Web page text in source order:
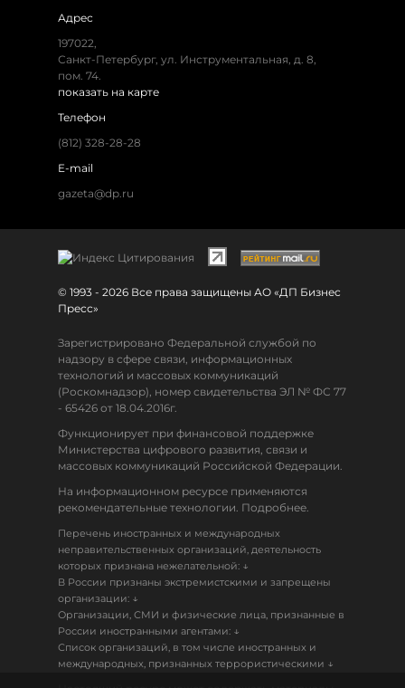
Адрес
197022,
Санкт-Петербург, ул. Инструментальная, д. 8,
пом. 74.
показать на карте
Телефон
(812) 328-28-28
E-mail
gazeta@dp.ru
© 1993 - 2026 Все права защищены АО «ДП Бизнес
Пресс»
Зарегистрировано Федеральной службой по
надзору в сфере связи, информационных
технологий и массовых коммуникаций
(Роскомнадзор), номер свидетельства ЭЛ № ФС 77
- 65426 от 18.04.2016г.
Функционирует при финансовой поддержке
Министерства цифрового развития, связи и
массовых коммуникаций Российской Федерации.
На информационном ресурсе применяются
рекомендательные технологии. Подробнее.
Перечень иностранных и международных
неправительственных организаций, деятельность
которых признана нежелательной: ↓
В России признаны экстремистскими и запрещены
организации: ↓
Организации, СМИ и физические лица, признанные в
России иностранными агентами: ↓
Список организаций, в том числе иностранных и
международных, признанных террористическими ↓